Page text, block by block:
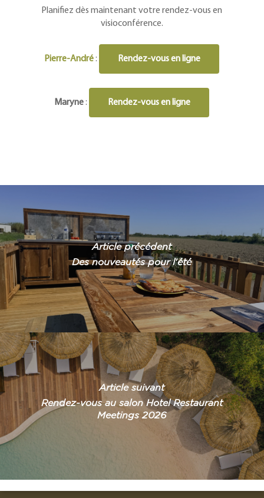
Planifiez dès maintenant votre rendez-vous en
visioconférence.
Pierre-André: Rendez-vous en ligne
Maryne: Rendez-vous en ligne
Article précédent
Des nouveautés pour l'été
Article suivant
Rendez-vous au salon Hotel Restaurant
Meetings 2026